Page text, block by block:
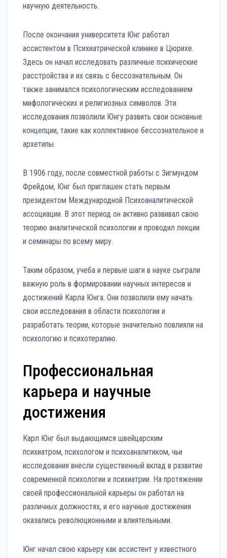
научную деятельность.
После окончания университета Юнг работал
ассистентом в Психиатрической клинике в Цюрихе.
Здесь он начал исследовать различные психические
расстройства и их связь с бессознательным. Он
также занимался психологическим исследованием
мифологических и религиозных символов. Эти
исследования позволили Юнгу развить свои основные
концепции, такие как коллективное бессознательное и
архетипы.
В 1906 году, после совместной работы с Зигмундом
Фрейдом, Юнг был приглашен стать первым
президентом Международной Психоаналитической
ассоциации. В этот период он активно развивал свою
теорию аналитической психологии и проводил лекции
и семинары по всему миру.
Таким образом, учеба и первые шаги в науке сыграли
важную роль в формировании научных интересов и
достижений Карла Юнга. Они позволили ему начать
свои исследования в области психологии и
разработать теории, которые значительно повлияли на
психологию и психотерапию.
Профессиональная
карьера и научные
достижения
Карл Юнг был выдающимся швейцарским
психиатром, психологом и психоаналитиком, чьи
исследования внесли существенный вклад в развитие
современной психологии и психиатрии. На протяжении
своей профессиональной карьеры он работал на
различных должностях, и его научные достижения
оказались революционными и влиятельными.
Юнг начал свою карьеру как ассистент у известного